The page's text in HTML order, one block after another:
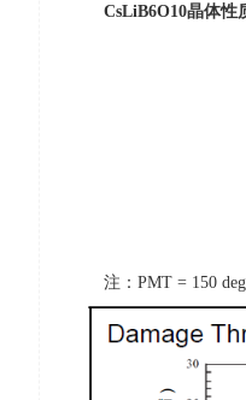
CsLiB6O10晶体性
注： PMT = 150